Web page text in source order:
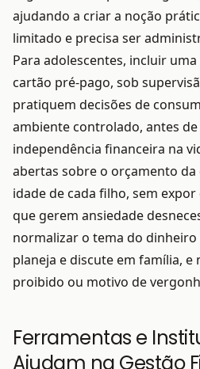
ajudando a criar a noção
limitado e precisa ser
Para adolescentes, incluir
cartão pré-pago, sob
pratiquem decisões de
ambiente controlado, antes
independência financeira na
abertas sobre o orçamento da
idade de cada filho, sem expor
que gerem ansiedade
normalizar o tema do dinheiro
planeja e discute em família, e
proibido ou motivo de
Ferramentas e
Ajudam na Gestão